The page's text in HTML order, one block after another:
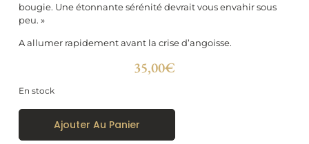
bougie. Une étonnante sérénité devrait vous envahir sous
peu. »
A allumer rapidement avant la crise d’angoisse.
35,00€
En stock
Ajouter Au Panier